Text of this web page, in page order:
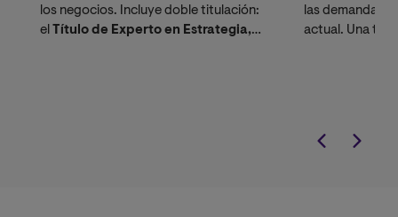
los negocios. Incluye doble titulación:
el Título de Experto en Estrategia,
las demandas
actual. Una